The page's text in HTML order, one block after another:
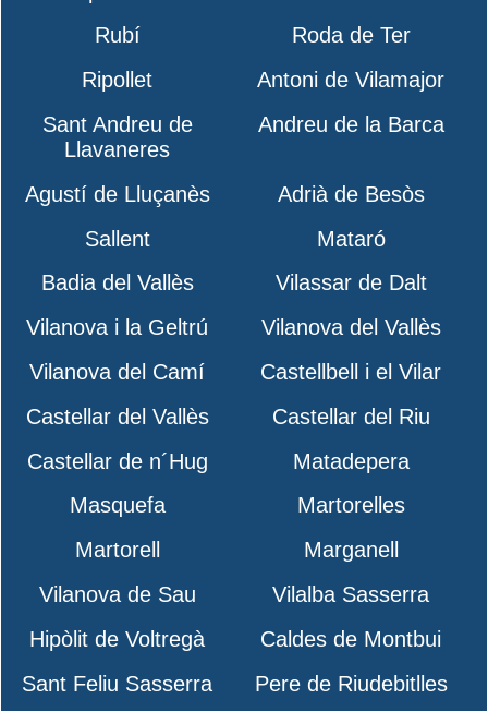
Rubí
Roda de Ter
Ripollet
Antoni de Vilamajor
Sant Andreu de
Llavaneres
Andreu de la Barca
Agustí de Lluçanès
Adrià de Besòs
Sallent
Mataró
Badia del Vallès
Vilassar de Dalt
Vilanova i la Geltrú
Vilanova del Vallès
Vilanova del Camí
Castellbell i el Vilar
Castellar del Vallès
Castellar del Riu
Castellar de n´Hug
Matadepera
Masquefa
Martorelles
Martorell
Marganell
Vilanova de Sau
Vilalba Sasserra
Hipòlit de Voltregà
Caldes de Montbui
Sant Feliu Sasserra
Pere de Riudebitlles